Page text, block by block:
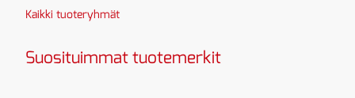
Kaikki tuoteryhmät
Suosituimmat tuotemerkit